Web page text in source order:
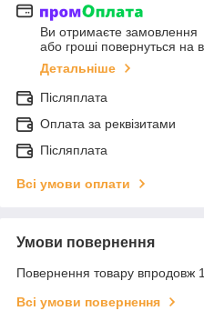
Ви отримаєте замовлення
або гроші повернуться на
Детальніше
Післяплата
Оплата за реквізитами
Післяплата
Всі умови оплати
Умови повернення
Повернення товару впродовж
Всі умови повернення